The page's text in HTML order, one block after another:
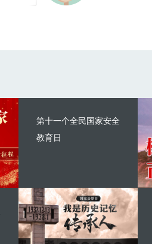
第十一个全民国家安全
教育日